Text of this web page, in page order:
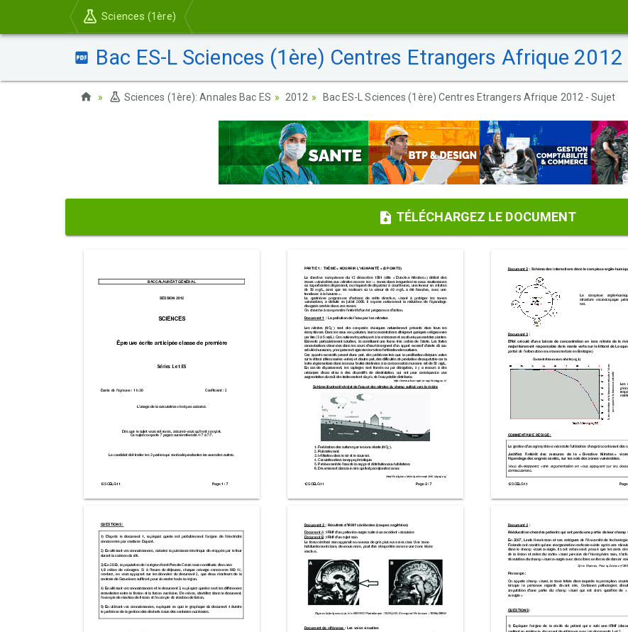
Sciences (1ère)
Bac ES-L Sciences (1ère) Centres Etrangers Afrique 2012
Sciences (1ère): Annales Bac ES 2012 Bac ES-L Sciences (1ère) Centres Etrangers Afrique 2012 - Sujet
TÉLÉCHARGEZ LE DOCUMENT